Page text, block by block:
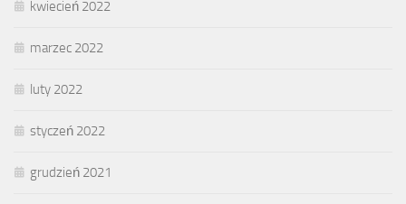
kwiecień 2022
marzec 2022
luty 2022
styczeń 2022
grudzień 2021